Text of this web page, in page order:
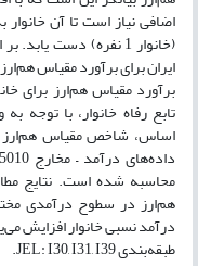
اضافی نیاز است تا آن خانوار
(خانوار 1 نفره) دست
ایران برای برآورد مقیاس
برآورد مقیاس هم‌ارز برای
تابع رفاه خانوار، با توجه
محاسبه شده است. نتایج
هم‌ارز در سطوح درآمدی
درآمد نسبی خانوار افزایش
طبقه‌بندی JEL: I30, I31, I39.